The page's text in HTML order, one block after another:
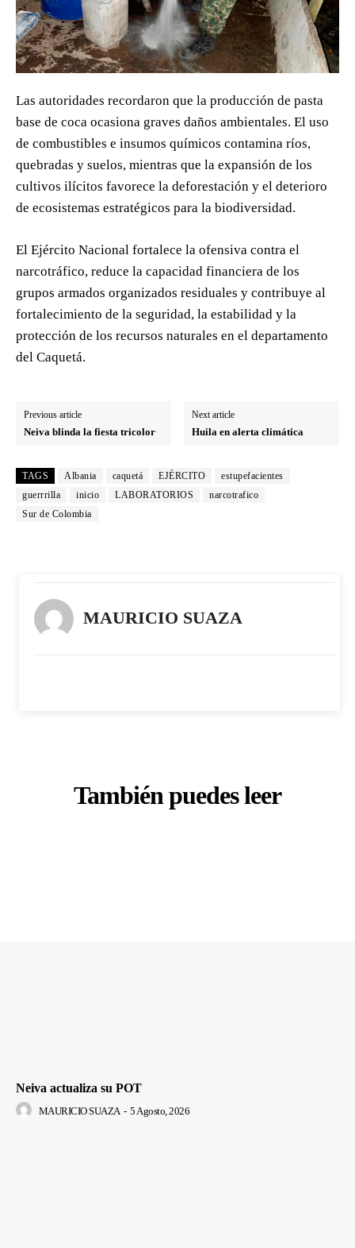
Las autoridades recordaron que la producción de pasta
base de coca ocasiona graves daños ambientales. El uso
de combustibles e insumos químicos contamina ríos,
quebradas y suelos, mientras que la expansión de los
cultivos ilícitos favorece la deforestación y el deterioro
de ecosistemas estratégicos para la biodiversidad.
El Ejército Nacional fortalece la ofensiva contra el
narcotráfico, reduce la capacidad financiera de los
grupos armados organizados residuales y contribuye al
fortalecimiento de la seguridad, la estabilidad y la
protección de los recursos naturales en el departamento
del Caquetá.
Previous article
Neiva blinda la fiesta tricolor
Next article
Huila en alerta climática
TAGS Albania caquetá EJÉRCITO
estupefacientes
guerrrilla
inicio LABORATORIOS
narcotrafico
Sur de Colombia
MAURICIO SUAZA
También puedes leer
Neiva actualiza su POT
MAURICIO SUAZA - 5 Agosto, 2026